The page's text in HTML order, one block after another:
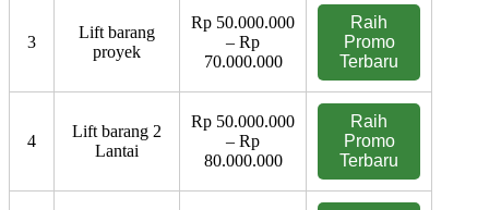
3
Lift barang
proyek
Rp 50.000.000
– Rp
70.000.000
Raih
Promo
Terbaru
4
Lift barang 2
Lantai
Rp 50.000.000
– Rp
80.000.000
Raih
Promo
Terbaru